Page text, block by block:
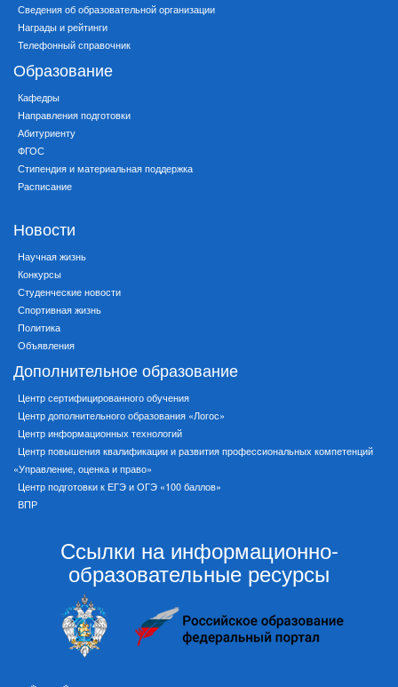
Сведения об образовательной организации
Награды и рейтинги
Телефонный справочник
Образование
Кафедры
Направления подготовки
Абитуриенту
ФГОС
Стипендия и материальная поддержка
Расписание
Новости
Научная жизнь
Конкурсы
Студенческие новости
Спортивная жизнь
Политика
Объявления
Дополнительное образование
Центр сертифицированного обучения
Центр дополнительного образования «Логос»
Центр информационных технологий
Центр повышения квалификации и развития профессиональных компетенций
«Управление, оценка и право»
Центр подготовки к ЕГЭ и ОГЭ «100 баллов»
ВПР
Ссылки на информационно-
образовательные ресурсы